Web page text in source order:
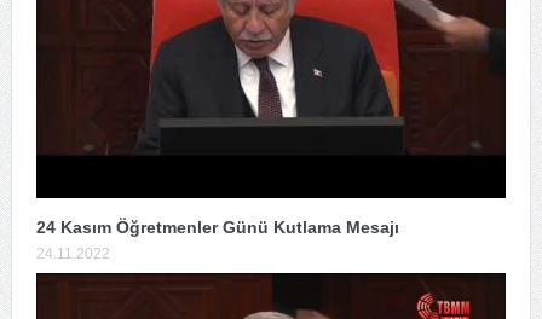
24 Kasım Öğretmenler Günü Kutlama Mesajı
24.11.2022